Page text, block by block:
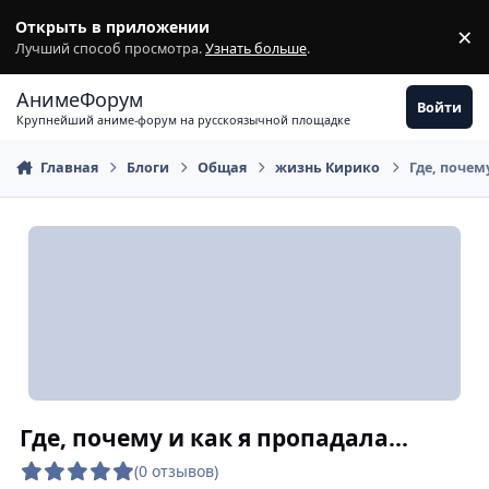
Открыть в приложении
Лучший способ просмотра.Узнать больше. ×
АнимеФорум
Крупнейший аниме-форум на русскоязычной площадке
Войти
Главная Блоги Общая жизнь Кирико Где,
Где, почему и как я пропадала...
(0 отзывов)